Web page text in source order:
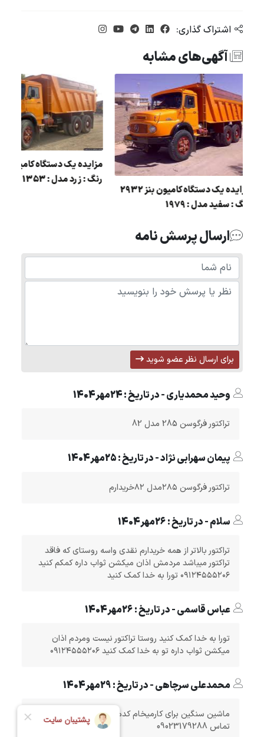
اشتراک گذاری:
آگهی‌های مشابه
رنگ : زرد مدل : 1353
مزایده یک دستگاه کامیون بنز 2932
رنگ : سفید مدل : 1979
ارسال پرسش نامه
برای ارسال نظر عضو شوید
وحید محمدیاری - در تاریخ : 24مهر1404
تراکتور فرگوسن 285 مدل 82
پیمان سهرابی نژاد - در تاریخ : 25مهر1404
تراکتور فرگوسن ۲۸۵مدل ۸۲خریدارم
سلام - در تاریخ : 26مهر1404
تراکتور بالاتر از همه خریدارم نقدی واسه روستای که فاقد
تراکتور میباشد مردمش اذان میکشن ثواب داره کمکم کنید
۰۹۱۲۴۵۵۵۲۰۶ تورا به خدا کمک کنید
عباس قاسمی - در تاریخ : 26مهر1404
تورا به خدا کمک کنید روستا تراکتور نیست ومردم اذان
میکشن ثواب داره تو به خدا کمک کنید ۰۹۱۲۴۵۵۵۲۰۶
محمدعلی سرچاهی - در تاریخ : 29مهر1404
ماشین سنگین برای کارمیخام کدملی 0420282688 شماره
تماس 09023179288